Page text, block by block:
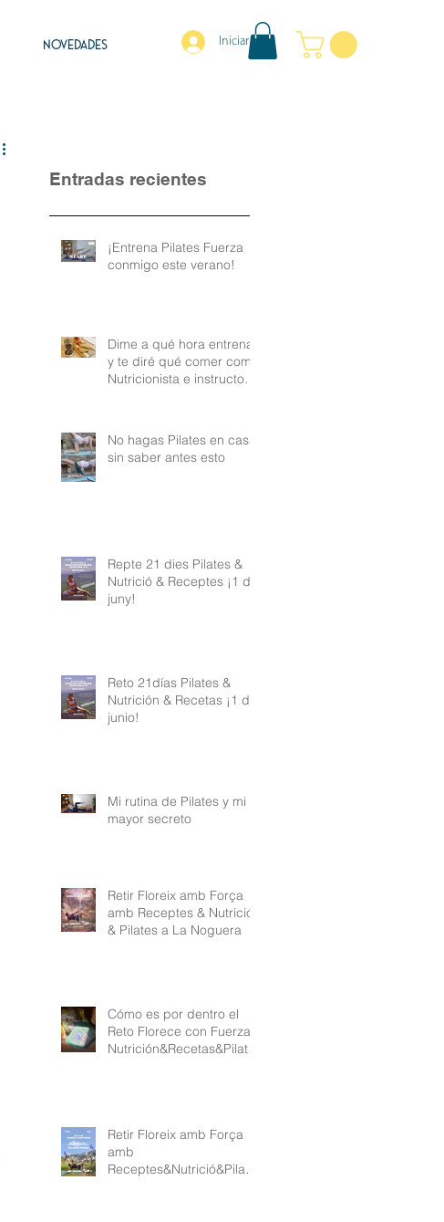
NOVEDADES Iniciar sesión
Entradas recientes
¡Entrena Pilates Fuerza
conmigo este verano!
Dime a qué hora entrenas
y te diré qué comer como
Nutricionista e instructora
No hagas Pilates en casa
sin saber antes esto
Repte 21 dies Pilates &
Nutrició & Receptes ¡1 de
juny!
Reto 21días Pilates &
Nutrición & Recetas ¡1 de
junio!
Mi rutina de Pilates y mi
mayor secreto
Retir Floreix amb Força
amb Receptes & Nutrició
& Pilates a La Noguera
Cómo es por dentro el
Reto Florece con Fuerza
Nutrición&Recetas&Pilate
Retir Floreix amb Força
amb
Receptes&Nutrició&Pilate